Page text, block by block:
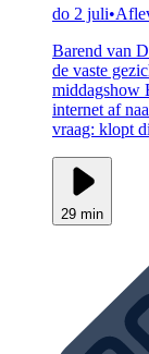
do 2 juli•
Barend van
de vaste
middagshow
internet af
vraag: klopt
29 min